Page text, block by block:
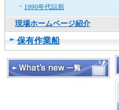
1990年代以前
現場ホームページ紹介
保有作業船